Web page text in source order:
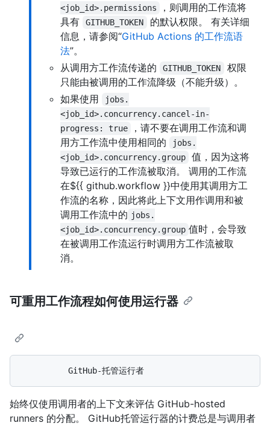
<job_id>.permissions
，则调用的工作流将
具有
GITHUB_TOKEN
的默认权限。 有关详细
信息，请参阅“GitHub Actions 的工作流语
法”。
从调用方工作流传递的
GITHUB_TOKEN
权限
只能由被调用的工作流降级（不能升级）。
如果使用
jobs.
<job_id>.concurrency.cancel-in-
progress: true
，请不要在调用工作流和调
用方工作流中使用相同的
jobs.
<job_id>.concurrency.group
值，因为这将
导致已运行的工作流被取消。 调用的工作流
在${{ github.workflow }}中使用其调用方工
作流的名称，因此将此上下文用作调用和被
调用工作流中的 jobs.
<job_id>.concurrency.group 值时，会导致
在被调用工作流运行时调用方工作流被取
消。
可重用工作流程如何使用运行器
始终仅使用调用者的上下文来评估 GitHub-hosted
runners 的分配。 GitHub托管运行器的计费总是与调用者